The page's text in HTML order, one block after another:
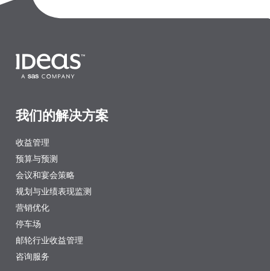
我们的解决方案
收益管理
预算与预测
会议和宴会策略
规划与业绩表现监测
营销优化
停车场
邮轮行业收益管理
咨询服务